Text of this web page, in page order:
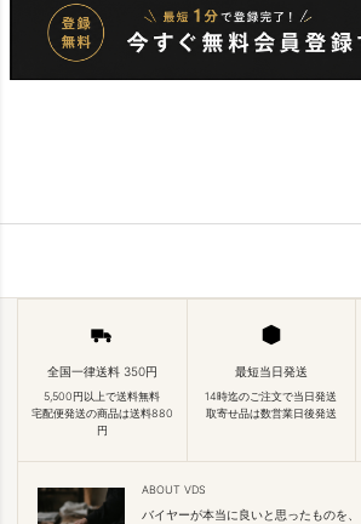
全国一律送料 350円
5,500円以上で送料無料
宅配便発送の商品は送料880
円
最短当日発送
14時迄のご注文で当日発送
取寄せ品は数営業日後発送
ABOUT VDS
バイヤーが本当に良いと思ったものを、